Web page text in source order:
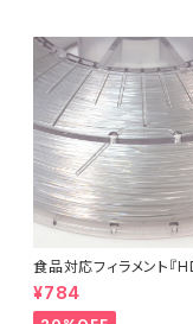
食品対応フィラメント『
s』：お試しサンプル 10M
¥784